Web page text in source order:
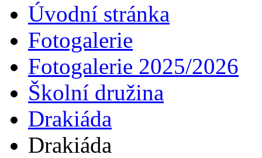
Úvodní stránka
Fotogalerie
Fotogalerie 2025/2026
Školní družina
Drakiáda
Drakiáda